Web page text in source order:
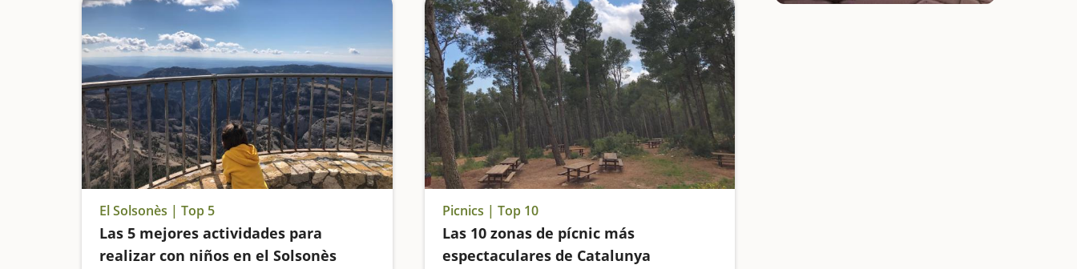
El Solsonès | Top 5
Las 5 mejores actividades para
realizar con niños en el Solsonès
Picnics | Top 10
Las 10 zonas de pícnic más
espectaculares de Catalunya